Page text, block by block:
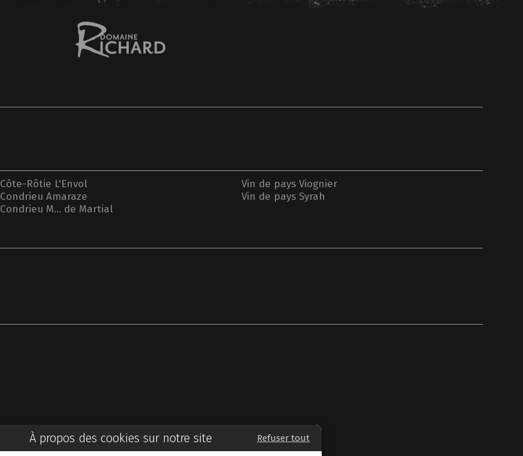
Côte-Rôtie L'Envol
Condrieu Amaraze
Condrieu M... de Martial
Vin de pays Viognier
Vin de pays Syrah
À propos des cookies sur notre site Refuser tout